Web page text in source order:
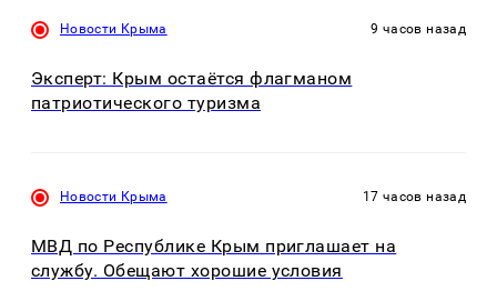
Новости Крыма 9 часов назад
Эксперт: Крым остаётся флагманом
патриотического туризма
Новости Крыма 17 часов назад
МВД по Республике Крым приглашает на
службу. Обещают хорошие условия